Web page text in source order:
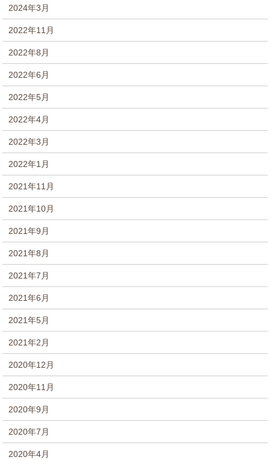
2024年3月
2022年11月
2022年8月
2022年6月
2022年5月
2022年4月
2022年3月
2022年1月
2021年11月
2021年10月
2021年9月
2021年8月
2021年7月
2021年6月
2021年5月
2021年2月
2020年12月
2020年11月
2020年9月
2020年7月
2020年4月